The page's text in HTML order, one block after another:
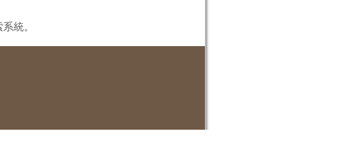
統。